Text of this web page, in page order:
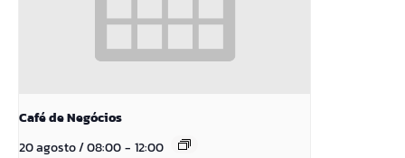
Café de Negócios
20 agosto / 08:00- 12:00